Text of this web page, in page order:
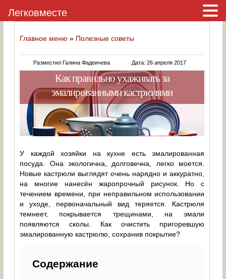
Главное меню » Полезные советы
Разместил Галина Фадеичева Дата: 26 апреля 2017
Как правильно ухаживать за
эмалированными кастрюлями
У каждой хозяйки на кухне есть эмалированная
посуда. Она экологична, долговечна, легко моется.
Новые кастрюли выглядят очень нарядно и аккуратно,
на многие нанесён жаропрочный рисунок. Но с
течением времени, при неправильном использовании
и уходе, первоначальный вид теряется. Кастрюля
темнеет, покрывается трещинами, на эмали
появляются сколы. Как очистить пригоревшую
эмалированную кастрюлю, сохранив покрытие?
Содержание
Легковместе